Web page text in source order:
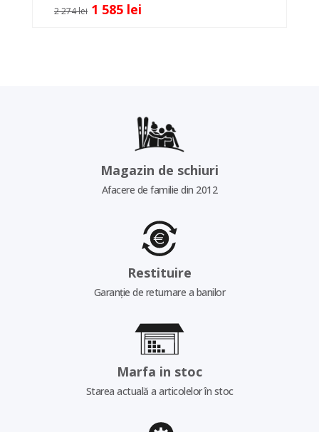
2 274 lei 1 585 lei
Magazin de schiuri
Afacere de familie din 2012
Restituire
Garanție de returnare a banilor
Marfa in stoc
Starea actuală a articolelor în stoc